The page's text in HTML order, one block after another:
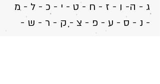
ג - ה- ו - ז - ח - ט - י - כ - ל - מ
- נ - ס - ע - פ - צ - ק - ר - ש -